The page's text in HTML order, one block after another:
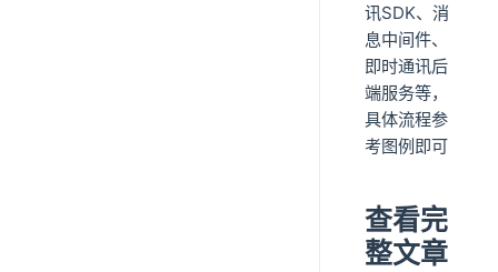
讯SDK、消
息中间件、
即时通讯后
端服务等，
具体流程参
考图例即可
查看完
整文章